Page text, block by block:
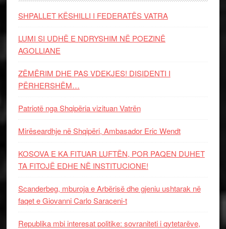
SHPALLET KËSHILLI I FEDERATËS VATRA
LUMI SI UDHË E NDRYSHIM NË POEZINË
AGOLLIANE
ZËMËRIM DHE PAS VDEKJES! DISIDENTI I
PËRHERSHËM…
Patriotë nga Shqipëria vizituan Vatrën
Mirëseardhje në Shqipëri, Ambasador Eric Wendt
KOSOVA E KA FITUAR LUFTËN, POR PAQEN DUHET
TA FITOJË EDHE NË INSTITUCIONE!
Scanderbeg, mburoja e Arbërisë dhe gjeniu ushtarak në
faqet e Giovanni Carlo Saraceni-t
Republika mbi interesat politike: sovraniteti i qytetarëve,